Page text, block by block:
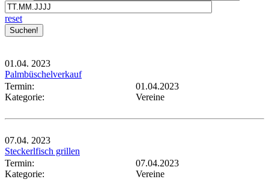
reset
01.04. 2023
Palmbüschelverkauf
Termin:
01.04.2023
Kategorie:
Vereine
07.04. 2023
Steckerlfisch grillen
Termin:
07.04.2023
Kategorie:
Vereine